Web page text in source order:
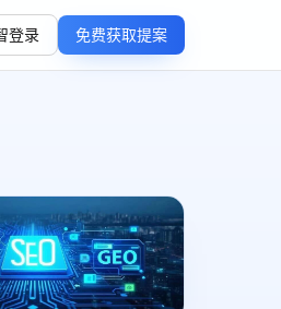
登录 免费获取提案